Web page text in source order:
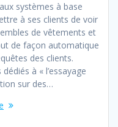
systèmes à base
à ses clients de voir
de vêtements et
de façon automatique
des clients.
à « l’essayage
sur des…